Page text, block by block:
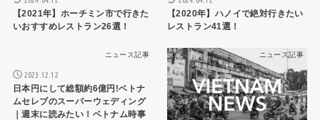
【2021年】ホーチミン市で行きた
いおすすめレストラン26選！
【2020年】ハノイで絶対行きたい
レストラン41選！
ニュース記事
2023.12.12
日本円にして総額約6億円!ベトナ
ムセレブのスーパーウェディング
｜週末に読みたい！ベトナム時事
ニュース記事